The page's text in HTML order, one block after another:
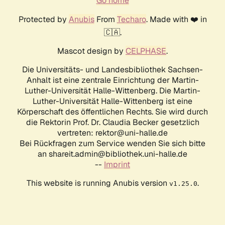
Protected by AnubisFrom Techaro. Made with ❤️ in
🇨🇦.
Mascot design by CELPHASE.
Die Universitäts- und Landesbibliothek Sachsen-
Anhalt ist eine zentrale Einrichtung der Martin-
Luther-Universität Halle-Wittenberg. Die Martin-
Luther-Universität Halle-Wittenberg ist eine
Körperschaft des öffentlichen Rechts. Sie wird durch
die Rektorin Prof. Dr. Claudia Becker gesetzlich
vertreten: rektor@uni-halle.de
Bei Rückfragen zum Service wenden Sie sich bitte
an shareit.admin@bibliothek.uni-halle.de
-- Imprint
This website is running Anubis version v1.25.0.